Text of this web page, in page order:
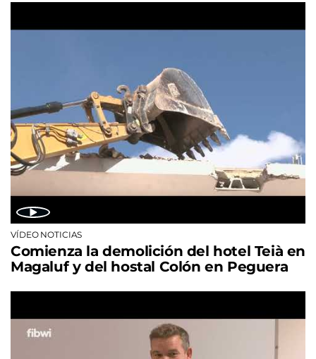
VÍDEO NOTICIAS
Comienza la demolición del hotel Teià en
Magaluf y del hostal Colón en Peguera